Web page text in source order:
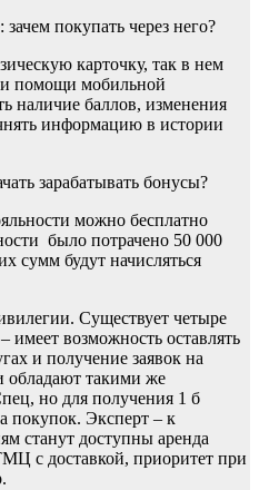
покупать через него?
карточку, так в нем
помощи мобильной
наличие баллов, изменения
информацию в истории
зарабатывать бонусы?
можно бесплатно
было потрачено 50 000
сумм будут начисляться
Существует четыре
возможность оставлять
и получение заявок на
такими же
но для получения 1 б
покупок. Эксперт – к
станут доступны аренда
с доставкой, приоритет при